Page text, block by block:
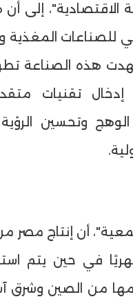
الاقتصادية"، إلى أن
للصناعات المغذية
هذه الصناعة
إدخال تقنيات
وتحسين
أن إنتاج مصر من